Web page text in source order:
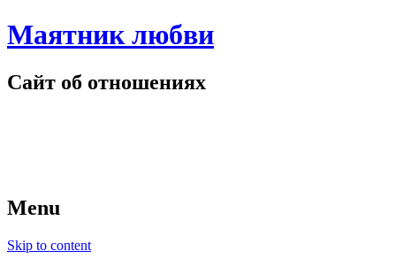
Маятник любви
Сайт об отношениях
Menu
Skip to content